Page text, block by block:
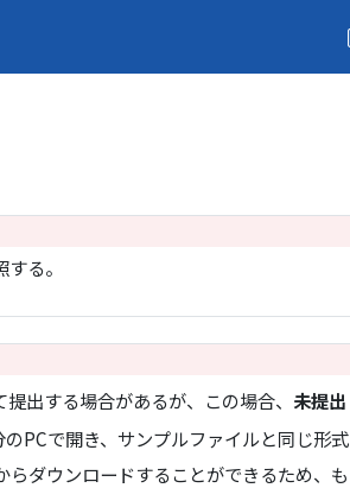
る。
提出する場合があるが、この場合、 未提出
PCで開き、サンプルファイルと同じ形式
ダウンロードすることができるため、も